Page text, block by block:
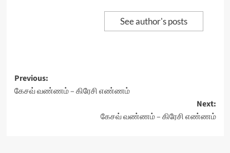
See author's posts
Post
navigation
Previous:
கேசவ் வண்ணம் – கிரேசி எண்ணம்
Next:
கேசவ் வண்ணம் – கிரேசி எண்ணம்